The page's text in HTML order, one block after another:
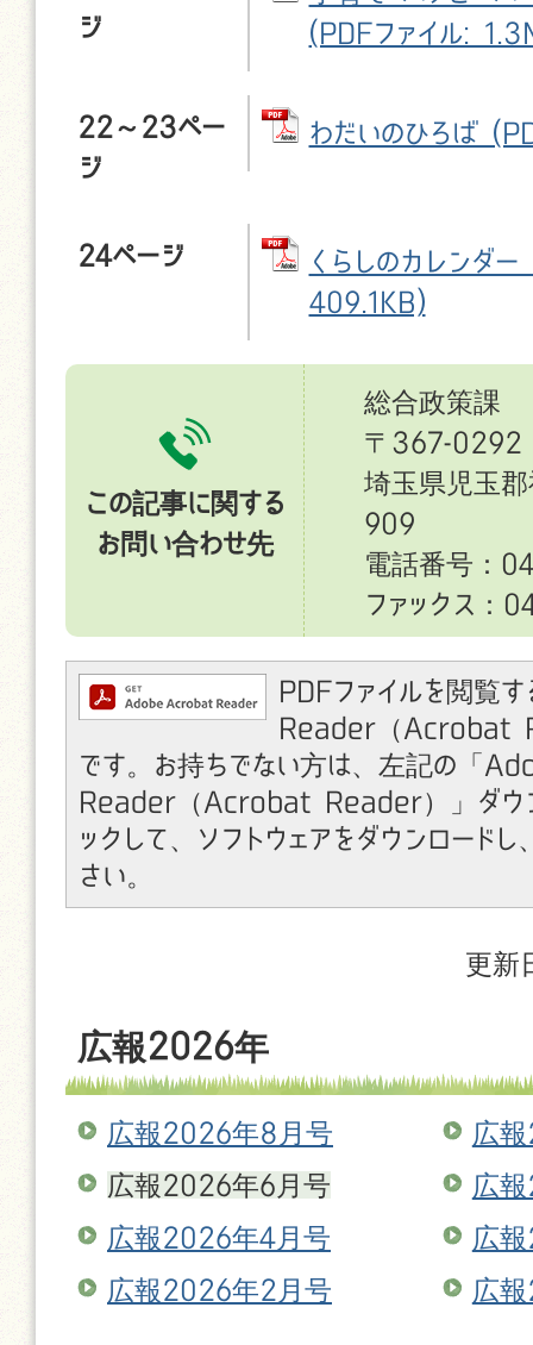
ジ
(PDFファイル:
22～23ペー
ジ
わだいのひろば
24ページ
くらしのカレンダ
409.1KB)
この記事に関する
お問い合わせ先
総合政策課
〒367-0292
埼玉県児玉
909
電話番号：
ファックス：
PDFファイルを閲覧
Reader（Acrobat
です。お持ちでない方は、左記の「
Reader（Acrobat Reader）」ダウン
ックして、ソフトウェアをダウンロードし
さい。
更新
広報2026年
広報2026年8月号
広
広報2026年6月号
広
広報2026年4月号
広
広報2026年2月号
広